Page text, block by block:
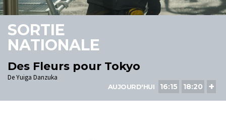
SORTIE
NATIONALE
Des Fleurs pour Tokyo
De Yuiga Danzuka
AUJOURD'HUI 16:15 18:20 +